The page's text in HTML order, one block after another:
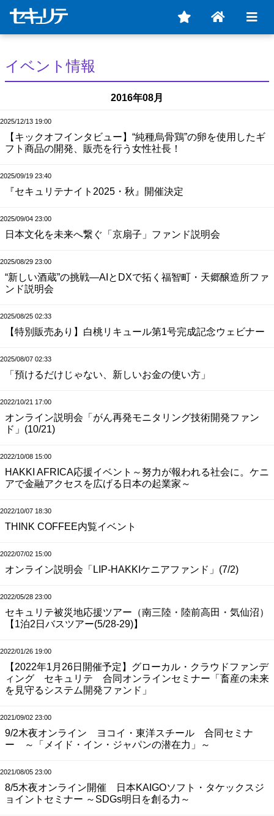
イベント情報
2016年08月
2025/12/13 19:00
【キックオフインタビュー】“純種烏骨鶏”の卵を使用したギ
フト商品の開発、販売を行う女性社長！
2025/09/19 23:40
『セキュリテナイト2025・秋』開催決定
2025/09/04 23:00
日本文化を未来へ繋ぐ「京扇子」ファンド説明会
2025/08/29 23:00
“新しい酒蔵”の挑戦—AIとDXで拓く福智町・天郷醸造所ファ
ンド説明会
2025/08/25 02:33
【特別販売あり】白桃リキュール第1号完成記念ウェビナー
2025/08/07 02:33
「預けるだけじゃない、新しいお金の使い方」
2022/10/21 17:00
オンライン説明会「がん再発モニタリング技術開発ファン
ド」(10/21)
2022/10/08 15:00
HAKKI AFRICA応援イベント～努力が報われる社会に。ケニ
アで金融アクセスを広げる日本の起業家～
2022/10/07 18:30
THINK COFFEE内覧イベント
2022/07/02 15:00
オンライン説明会「LIP-HAKKIケニアファンド」(7/2)
2022/05/28 23:00
セキュリテ被災地応援ツアー（南三陸・陸前高田・気仙沼）
【1泊2日バスツアー(5/28-29)】
2022/01/26 19:00
【2022年1月26日開催予定】グローカル・クラウドファンデ
ィング セキュリテ 合同オンラインセミナー「畜産の未来
を見守るシステム開発ファンド」
2021/09/02 23:00
9/2木夜オンライン ヨコイ・東洋スチール 合同セミナ
ー ～「メイド・イン・ジャパンの潜在力」～
2021/08/05 23:00
8/5木夜オンライン開催 日本KAIGOソフト・タケックスジ
ョイントセミナー ～SDGs明日を創る力～